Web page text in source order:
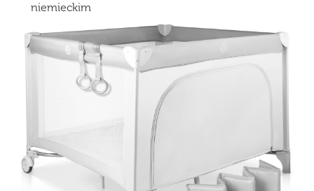
niemieckim